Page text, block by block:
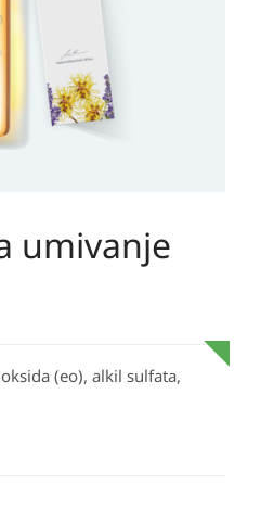
umivanje
(eo), alkil sulfata,